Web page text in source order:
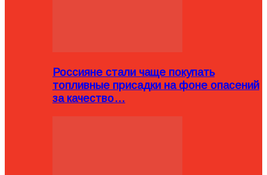
Россияне стали чаще покупать
топливные присадки на фоне опасений
за качество…